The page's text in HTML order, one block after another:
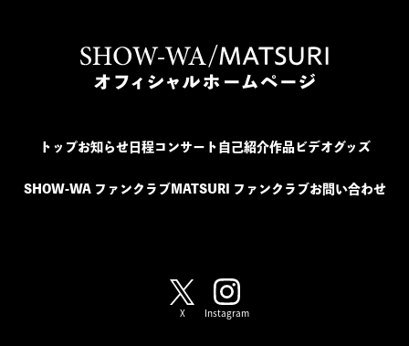
トップお知らせ日程コンサート 自己紹介作品ビデオグッズ
SHOW-WA ファンクラブ MATSURI ファンクラブ お問い合わせ
X Instagram